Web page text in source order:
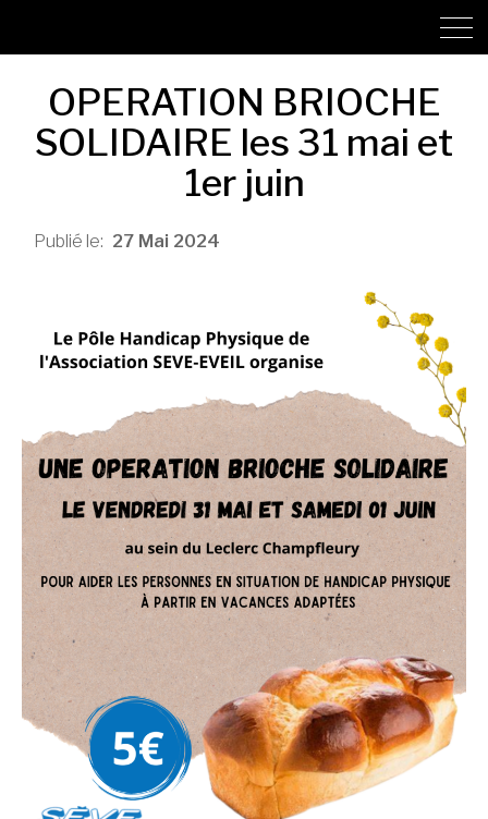
OPERATION BRIOCHE
SOLIDAIRE les 31 mai et
1er juin
Mai
27 2024